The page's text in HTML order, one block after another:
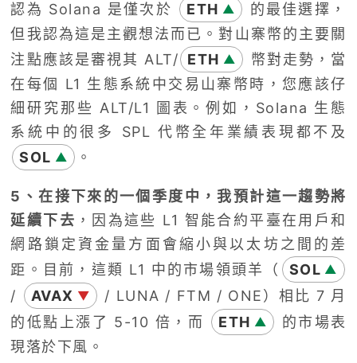
認為 Solana 是僅次於
ETH ▲
的最佳選擇，
但我認為這是主觀想法而已。對山寨幣的主要關
注點應該是審視其 ALT/
ETH ▲
幣對走勢，當
在每個 L1 生態系統中交易山寨幣時，您應該仔
細研究那些 ALT/L1 圖表。例如，Solana 生態
系統中的很多 SPL 代幣全年業績表現都不及
SOL ▲ 。
5、在接下來的一個季度中，我預計這一趨勢將
延續下去 ，因為這些 L1 智能合約平臺在用戶和
網路鎖定資金量方面會縮小與以太坊之間的差
距。目前，這類 L1 中的市場領頭羊（
SOL ▲
/ AVAX ▼
/ LUNA / FTM / ONE）相比 7 月
的低點上漲了 5-10 倍，而
ETH ▲
的市場表
現落於下風。